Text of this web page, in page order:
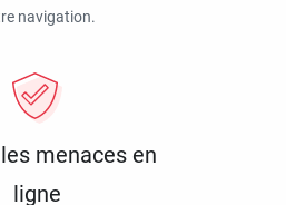
navigation.
menaces en
ligne